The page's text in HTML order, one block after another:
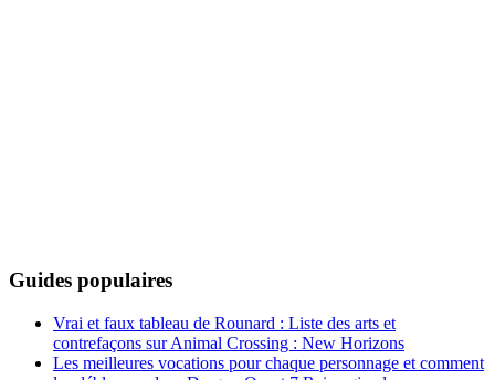
Guides populaires
Vrai et faux tableau de Rounard : Liste des arts et
contrefaçons sur Animal Crossing : New Horizons
Les meilleures vocations pour chaque personnage et comment